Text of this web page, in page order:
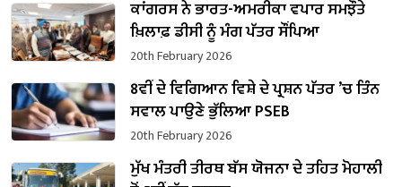
ਕਾਂਗਰਸ ਨੇ ਭਾਰਤ-ਅਮਰੀਕਾ ਵਪਾਰ ਸਮਝੌਤੇ
ਖ਼ਿਲਾਫ਼ ਡੀਸੀ ਨੂੰ ਮੰਗ ਪੱਤਰ ਸੌਂਪਿਆ
20th February 2026
8ਵੀਂ ਦੇ ਵਿਗਿਆਨ ਵਿਸ਼ੇ ਦੇ ਪ੍ਰਸ਼ਨ ਪੱਤਰ ’ਚ ਤਿੰਨ
ਸਵਾਲ ਪਾਉਣੇ ਭੁੱਲਿਆ PSEB
20th February 2026
ਮੁੱਖ ਮੰਤਰੀ ਤੀਰਥ ਬੱਸ ਯੋਜਨਾ ਦੇ ਤਹਿਤ ਮੋਹਾਲੀ